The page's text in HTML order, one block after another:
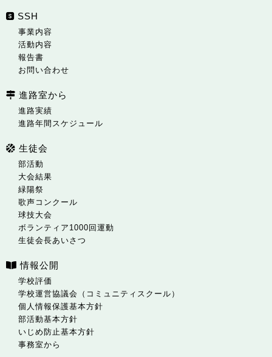
SSH
事業内容
活動内容
報告書
お問い合わせ
進路室から
進路実績
進路年間スケジュール
生徒会
部活動
大会結果
緑陽祭
歌声コンクール
球技大会
ボランティア1000回運動
生徒会長あいさつ
情報公開
学校評価
学校運営協議会（コミュニティスクール）
個人情報保護基本方針
部活動基本方針
いじめ防止基本方針
事務室から